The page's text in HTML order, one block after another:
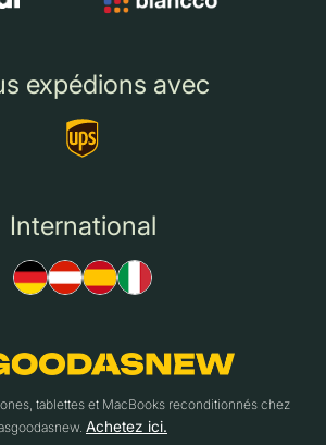
expédions avec
International
tablettes et MacBooks reconditionnés chez
Achetez ici.